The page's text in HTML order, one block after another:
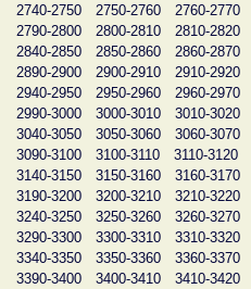
2740-2750
2750-2760 2760-2770
2790-2800
2800-2810 2810-2820
2840-2850
2850-2860 2860-2870
2890-2900
2900-2910 2910-2920
2940-2950
2950-2960 2960-2970
2990-3000
3000-3010 3010-3020
3040-3050
3050-3060 3060-3070
3090-3100
3100-3110 3110-3120
3140-3150
3150-3160 3160-3170
3190-3200
3200-3210 3210-3220
3240-3250
3250-3260 3260-3270
3290-3300
3300-3310 3310-3320
3340-3350
3350-3360 3360-3370
3390-3400
3400-3410 3410-3420